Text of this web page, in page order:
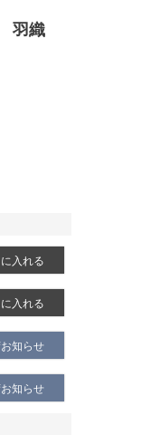
羽織
入れる
入れる
知らせ
知らせ